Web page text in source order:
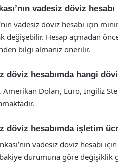
vadesiz döviz
vadesiz döviz hesabı için
değişebilir. Hesap açmadan
bilgi almanız önerilir.
döviz hesabımda hangi
Amerikan Doları, Euro, İngiliz
döviz hesabımda işletim
vadesiz döviz hesabı
durumuna göre değişiklik